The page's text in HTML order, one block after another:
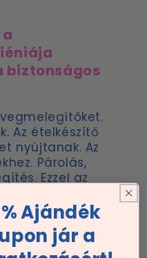
biztonságos
Az ételkészítő
nyújtanak. Az
Párolás,
Ezzel az
fontos
az etetéshez.
Ajándék
jár a